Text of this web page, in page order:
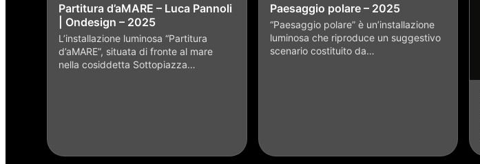
Partitura d’aMARE – Luca Pannoli
| Ondesign – 2025
L’installazione luminosa “Partitura
d’aMARE”, situata di fronte al mare
nella cosiddetta Sottopiazza…
Paesaggio polare – 2025
“Paesaggio polare” è un’installazione
luminosa che riproduce un suggestivo
scenario costituito da…